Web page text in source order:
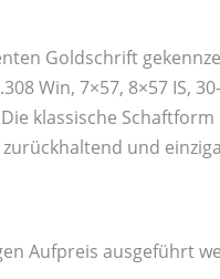
Goldschrift
Win, 7×57, 8×57 IS,
klassische
und
Aufpreis ausgeführt